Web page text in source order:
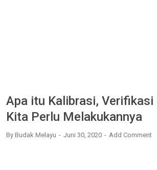
Apa itu Kalibrasi, Verifikasi
Kita Perlu Melakukannya
By Budak Melayu Juni 30, 2020 Add Comment